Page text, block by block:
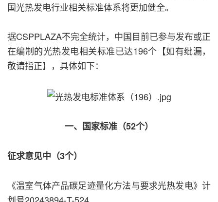
国光热发电行业相关标准体系将更加健全。
据CSPPLAZA不完全统计，中国目前已参与发布或正
在编制的光热发电相关标准已达196个【如有纰漏，
敬请指正】，具体如下：
一、国家标准（52个）
征求意见中（3个）
《温室气体产品碳足迹量化方法与要求光热发电》计
划号20243894-T-524